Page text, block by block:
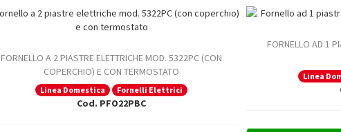
FORNELLO A 2 PIASTRE ELETTRICHE MOD. 5322PC (CON
COPERCHIO) E CON TERMOSTATO
Linea Domestica Fornelli Elettrici
Cod. PFO22PBC
FORNELLO AD 1
Linea